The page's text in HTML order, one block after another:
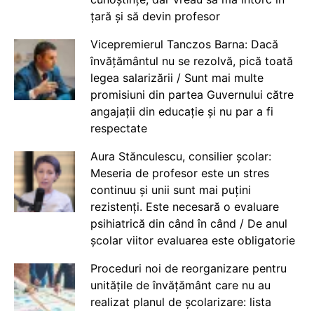
țară și să devin profesor
Vicepremierul Tanczos Barna: Dacă
învățământul nu se rezolvă, pică toată
legea salarizării / Sunt mai multe
promisiuni din partea Guvernului către
angajații din educație și nu par a fi
respectate
Aura Stănculescu, consilier școlar:
Meseria de profesor este un stres
continuu și unii sunt mai puțini
rezistenți. Este necesară o evaluare
psihiatrică din când în când / De anul
școlar viitor evaluarea este obligatorie
Proceduri noi de reorganizare pentru
unitățile de învățământ care nu au
realizat planul de școlarizare: lista